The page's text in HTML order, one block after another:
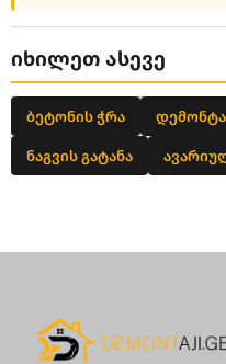
იხილეთ ასევე
ბეტონის ჭრა
ნაგვის გატანა